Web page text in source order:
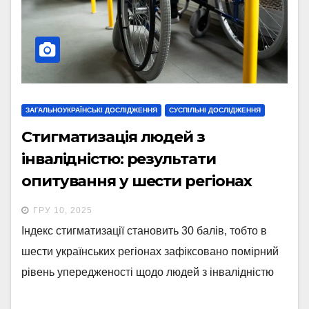
ЗАГАЛЬНОУКРАЇНСЬКІ ДОСЛІДЖЕННЯ СУСПІЛЬНІ ДОСЛІДЖЕННЯ
Стигматизація людей з
інвалідністю: результати
опитування у шести регіонах
України
ГРУ 10, 2025
Індекс стигматизації становить 30 балів, тобто в
шести українських регіонах зафіксовано помірний
рівень упередженості щодо людей з інвалідністю